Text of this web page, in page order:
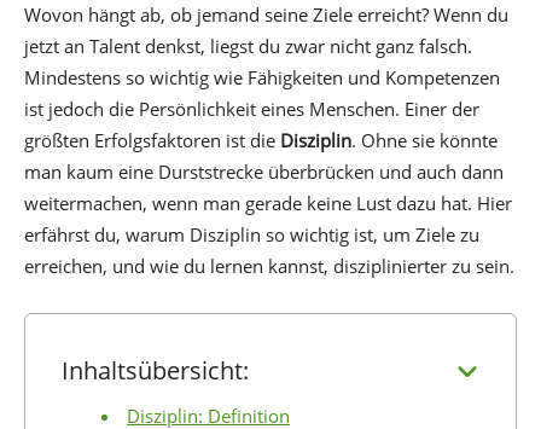
Wovon hängt ab, ob jemand seine Ziele erreicht? Wenn du
jetzt an Talent denkst, liegst du zwar nicht ganz falsch.
Mindestens so wichtig wie Fähigkeiten und Kompetenzen
ist jedoch die Persönlichkeit eines Menschen. Einer der
größten Erfolgsfaktoren ist die Disziplin. Ohne sie könnte
man kaum eine Durststrecke überbrücken und auch dann
weitermachen, wenn man gerade keine Lust dazu hat. Hier
erfährst du, warum Disziplin so wichtig ist, um Ziele zu
erreichen, und wie du lernen kannst, disziplinierter zu sein.
Inhaltsübersicht:
Disziplin: Definition